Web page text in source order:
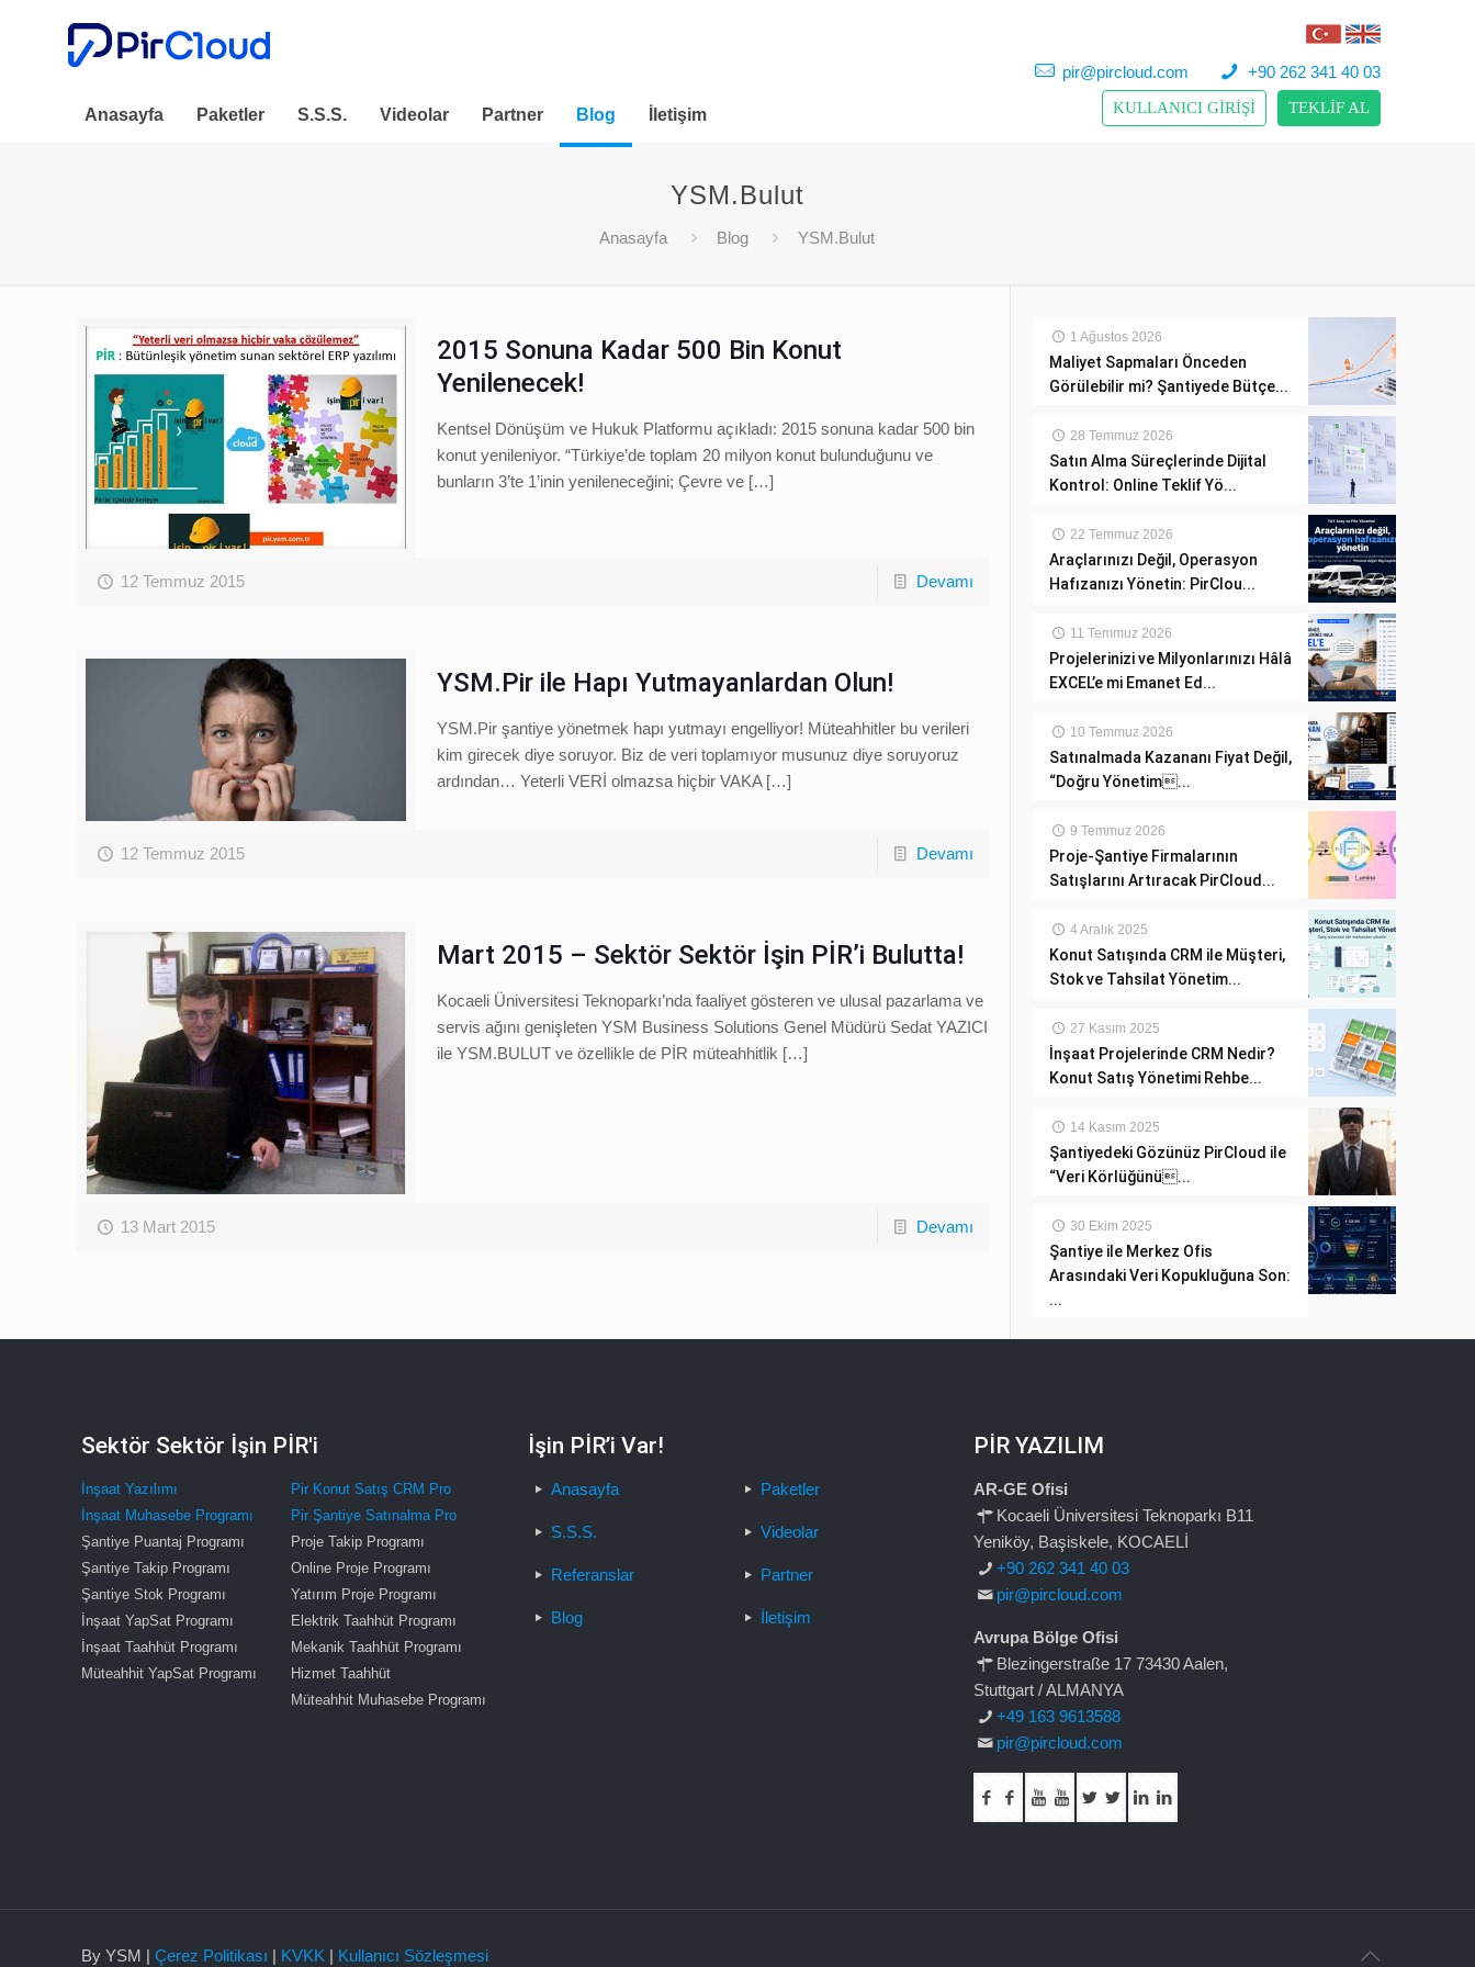
Anasayfa Paketler S.S.S. Videolar Partner Blog İletişim
pir@pircloud.com +90 262 341 40 03
KULLANICI GİRİŞİ TEKLİF AL
YSM.Bulut
Anasayfa Blog YSM.Bulut
2015 Sonuna Kadar 500 Bin Konut
Yenilenecek!
Kentsel Dönüşüm ve Hukuk Platformu açıkladı: 2015 sonuna kadar 500 bin
konut yenileniyor. “Türkiye’de toplam 20 milyon konut bulunduğunu ve
bunların 3’te 1’inin yenileneceğini; Çevre ve[…]
12 Temmuz 2015 Devamı
YSM.Pir ile Hapı Yutmayanlardan Olun!
YSM.Pir şantiye yönetmek hapı yutmayı engelliyor! Müteahhitler bu verileri
kim girecek diye soruyor. Biz de veri toplamıyor musunuz diye soruyoruz
ardından… Yeterli VERİ olmazsa hiçbir VAKA[…]
12 Temmuz 2015 Devamı
Mart 2015 – Sektör Sektör İşin PİR’i Bulutta!
Kocaeli Üniversitesi Teknoparkı’nda faaliyet gösteren ve ulusal pazarlama ve
servis ağını genişleten YSM Business Solutions Genel Müdürü Sedat YAZICI
ile YSM.BULUT ve özellikle de PİR müteahhitlik […]
13 Mart 2015 Devamı
1 Ağustos 2026
Maliyet Sapmaları Önceden
Görülebilir mi? Şantiyede Bütçe...
28 Temmuz 2026
Satın Alma Süreçlerinde Dijital
Kontrol: Online Teklif Yö...
22 Temmuz 2026
Araçlarınızı Değil, Operasyon
Hafızanızı Yönetin: PirClou...
11 Temmuz 2026
Projelerinizi ve Milyonlarınızı Hâlâ
EXCEL’e mi Emanet Ed...
10 Temmuz 2026
Satınalmada Kazananı Fiyat Değil,
“Doğru Yönetim...
9 Temmuz 2026
Proje-Şantiye Firmalarının
Satışlarını Artıracak PirCloud...
4 Aralık 2025
Konut Satışında CRM ile Müşteri,
Stok ve Tahsilat Yönetim...
27 Kasım 2025
İnşaat Projelerinde CRM Nedir?
Konut Satış Yönetimi Rehbe...
14 Kasım 2025
Şantiyedeki Gözünüz PirCloud ile
“Veri Körlüğünü...
30 Ekim 2025
Şantiye ile Merkez Ofis
Arasındaki Veri Kopukluğuna Son:
...
Sektör Sektör İşin PİR'i
İnşaat Yazılımı
İnşaat Muhasebe Programı
Şantiye Puantaj Programı
Şantiye Takip Programı
Şantiye Stok Programı
İnşaat YapSat Programı
İnşaat Taahhüt Programı
Müteahhit YapSat Programı
Pir Konut Satış CRM Pro
Pir Şantiye Satınalma Pro
Proje Takip Programı
Online Proje Programı
Yatırım Proje Programı
Elektrik Taahhüt Programı
Mekanik Taahhüt Programı
Hizmet Taahhüt
Müteahhit Muhasebe Programı
İşin PİR’i Var!
Anasayfa Paketler
S.S.S. Videolar
Referanslar Partner
Blog İletişim
PİR YAZILIM
AR-GE Ofisi
Kocaeli Üniversitesi Teknoparkı B11
Yeniköy, Başiskele, KOCAELİ
+90 262 341 40 03
pir@pircloud.com
Avrupa Bölge Ofisi
Blezingerstraße 17 73430 Aalen,
Stuttgart / ALMANYA
+49 163 9613588
pir@pircloud.com
By YSM |Çerez Politikası | KVKK | Kullanıcı Sözleşmesi